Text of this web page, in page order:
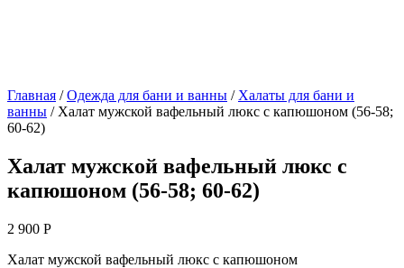
Главная /Одежда для бани и ванны / Халаты для бани и
ванны / Халат мужской вафельный люкс с капюшоном (56-58;
60-62)
Халат мужской вафельный люкс с
капюшоном (56-58; 60-62)
2 900 Р
Халат мужской вафельный люкс с капюшоном